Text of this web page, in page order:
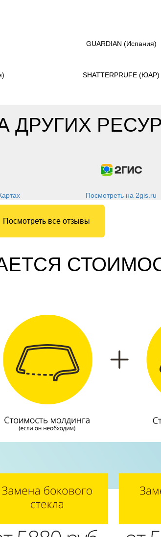
GUARDIAN (Испания)
SHATTERPRUFE (ЮАР)
ДРУГИХ
Посмотреть на 2gis.ru
Посмотреть все отзывы